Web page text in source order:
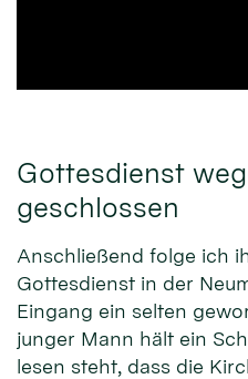
Gottesdienst
geschlossen
Anschließend folge ich
Gottesdienst in der
Eingang ein selten
junger Mann hält ein
lesen steht, dass die